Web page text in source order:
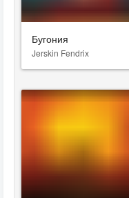
Бугония
Jerskin Fendrix